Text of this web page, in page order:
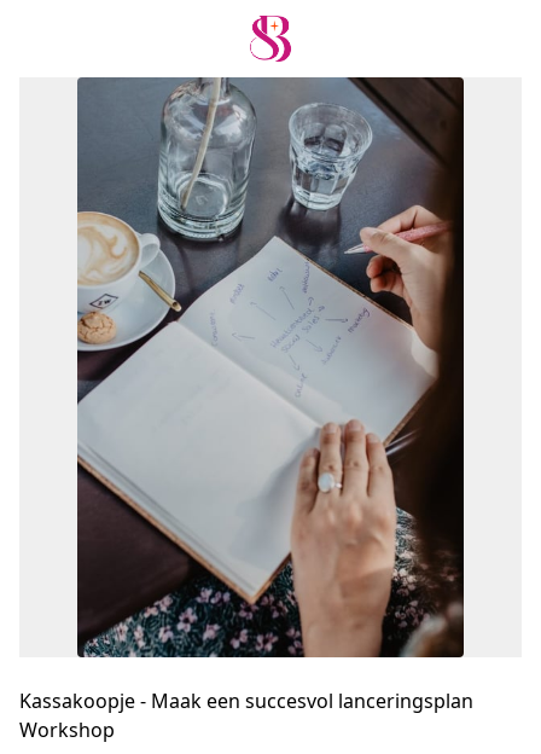
Kassakoopje - Maak een succesvol lanceringsplan
Workshop